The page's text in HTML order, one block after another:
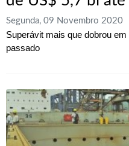
Segunda, 09 Novembro 2020
Superávit mais que dobrou
passado